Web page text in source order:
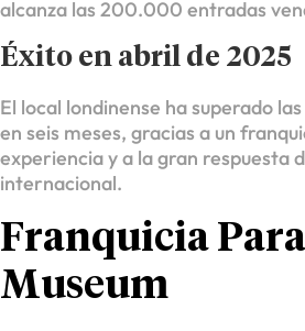
alcanza las 200.000 entradas
Éxito en abril de 2025
El local londinense ha superado
en seis meses, gracias a un
experiencia y a la gran respuesta
internacional.
Franquicia
Museum